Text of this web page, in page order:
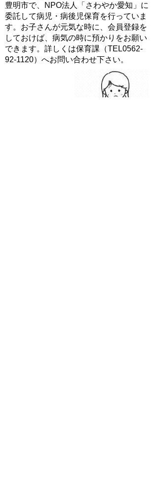
豊明市で、NPO法人「さわやか愛知」に
委託して病児・病後児保育を行っていま
す。お子さんが元気な時に、会員登録を
しておけば、病気の時に預かりをお願い
できます。詳しくは保育課（TEL0562-
92-1120）へお問い合わせ下さい。